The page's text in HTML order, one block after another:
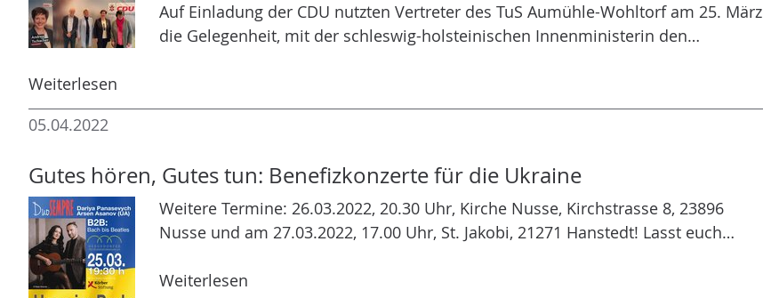
Auf Einladung der CDU nutzten Vertreter des TuS Aumühle-Wohltorf am 25. März
die Gelegenheit, mit der schleswig-holsteinischen Innenministerin den…
Weiterlesen
05.04.2022
Gutes hören, Gutes tun: Benefizkonzerte für die Ukraine
Weitere Termine: 26.03.2022, 20.30 Uhr, Kirche Nusse, Kirchstrasse 8, 23896
Nusse und am 27.03.2022, 17.00 Uhr, St. Jakobi, 21271 Hanstedt! Lasst euch…
Weiterlesen